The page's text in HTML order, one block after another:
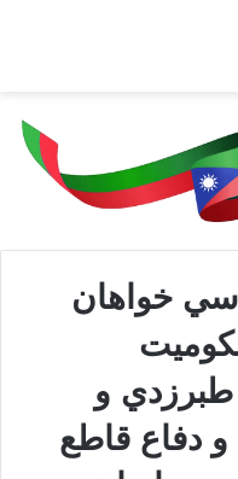
خواهان
طبرزدي و
دفاع قاطع